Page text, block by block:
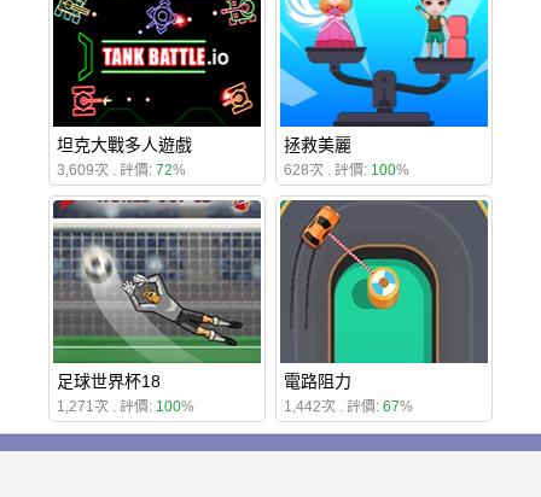
坦克大戰多人遊戲
3,609次 . 評價: 72%
拯救美麗
628次 . 評價: 100%
足球世界杯18
1,271次 . 評價: 100%
電路阻力
1,442次 . 評價: 67%